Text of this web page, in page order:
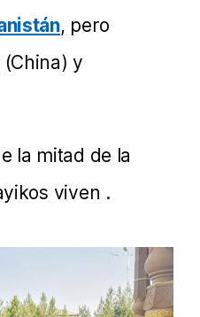
, pero
y
la mitad de la
viven .